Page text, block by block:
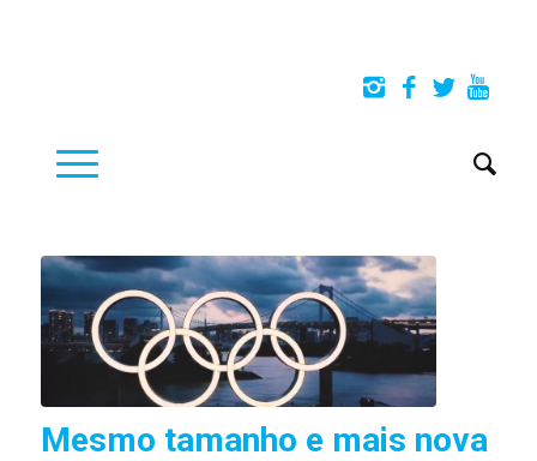
Mesmo tamanho e mais nova